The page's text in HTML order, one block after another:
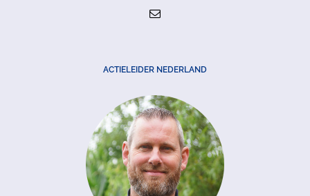
ACTIELEIDER NEDERLAND